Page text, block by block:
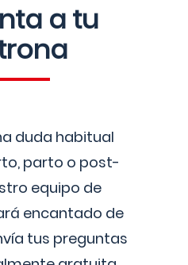
a tu
duda habitual
parto o post-
equipo de
encantado de
tus preguntas